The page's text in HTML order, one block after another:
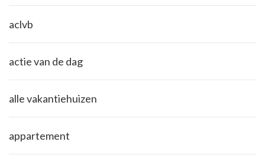
aclvb
actie van de dag
alle vakantiehuizen
appartement